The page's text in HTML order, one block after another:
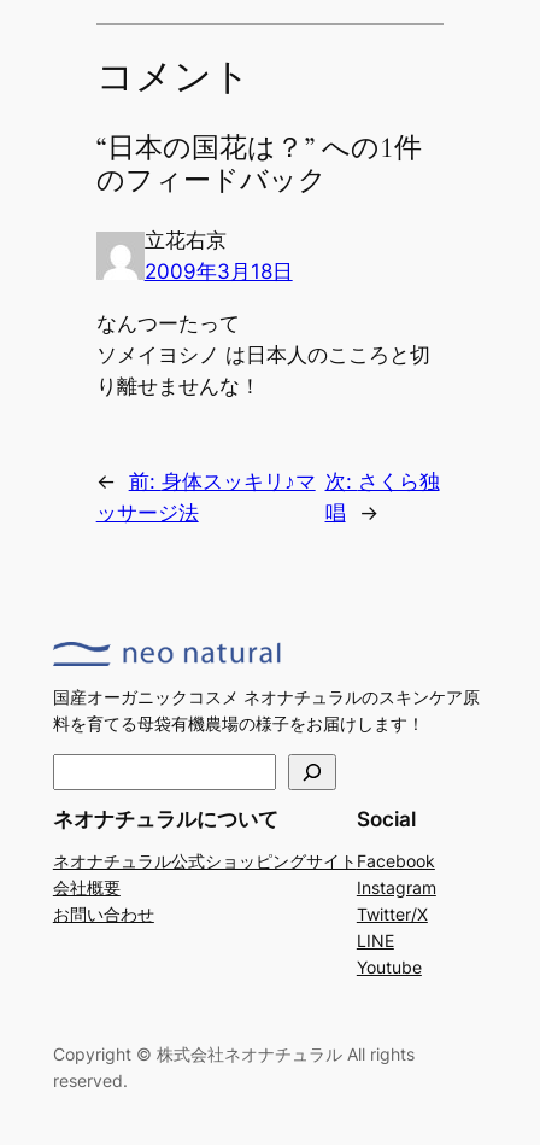
コメント
“日本の国花は？” への1件
のフィードバック
立花右京
2009年3月18日
なんつーたって
ソメイヨシノ は日本人のこころと切
り離せませんな！
← 前: 身体スッキリ♪マ
ッサージ法
次: さくら独
唱
→
国産オーガニックコスメ ネオナチュラルのスキンケア原
料を育てる母袋有機農場の様子をお届けします！
ネオナチュラルについて
ネオナチュラル公式ショッピングサイト
会社概要
お問い合わせ
Social
Facebook
Instagram
Twitter/X
LINE
Youtube
Copyright © 株式会社ネオナチュラル All rights
reserved.